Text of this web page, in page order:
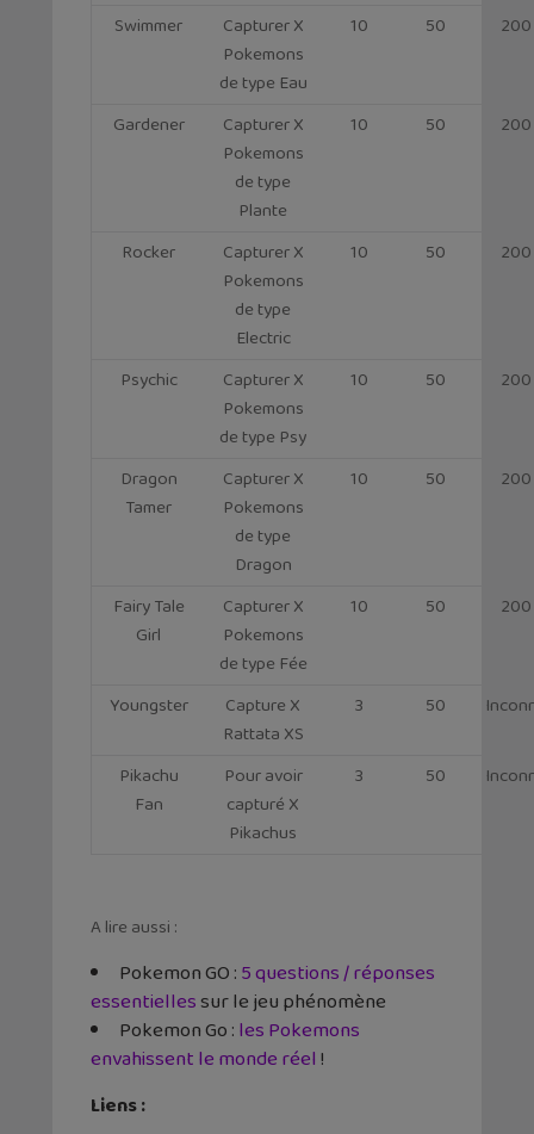
Swimmer
Capturer X
Pokemons
de type Eau
10 50 200
Gardener
Capturer X
Pokemons
de type
Plante
10 50 200
Rocker
Capturer X
Pokemons
de type
Electric
10 50 200
Psychic
Capturer X
Pokemons
de type Psy
10 50 200
Dragon
Tamer
Capturer X
Pokemons
de type
Dragon
10 50 200
Fairy Tale
Girl
Capturer X
Pokemons
de type Fée
10 50 200
Youngster
Capture X
Rattata XS
3 50
Pikachu
Fan
Pour avoir
capturé X
Pikachus
3 50
A lire aussi :
Pokemon GO :5 questions / réponses
essentiellessur le jeu phénomène
Pokemon Go :les Pokemons
envahissent le monde réel!
Liens :